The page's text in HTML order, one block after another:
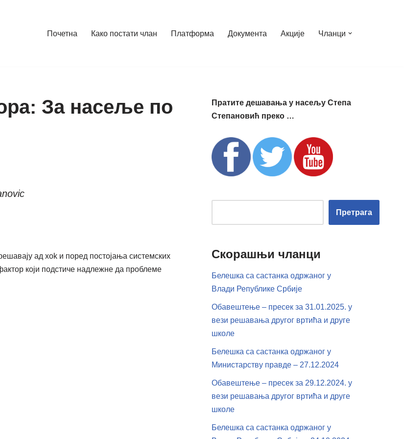
Почетна Како постати члан Платформа Документа Акције Чланци
За насеље по
ад хоk и поред постојања системских
који подстиче надлежне да проблеме
Пратите дешавања у насељу Степа
Степановић преко …
Претрага
Скорашњи чланци
Белешка са састанка одржаног у
Влади Републике Србије
Обавештење – пресек за 31.01.2025. у
вези решавања другог вртића и друге
школе
Белешка са састанка одржаног у
Министарству правде – 27.12.2024
Обавештење – пресек за 29.12.2024. у
вези решавања другог вртића и друге
школе
Белешка са састанка одржаног у